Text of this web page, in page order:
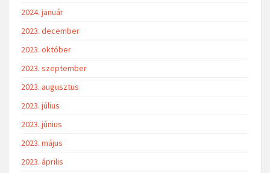
2024. január
2023. december
2023. október
2023. szeptember
2023. augusztus
2023. július
2023. június
2023. május
2023. április